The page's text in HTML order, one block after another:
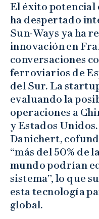
El éxito potencial
ha despertado
Sun-Ways ya ha
innovación en
conversaciones
ferroviarios de
del Sur. La
evaluando la
operaciones a
y Estados
Danichert,
“más del 50% de
mundo podrían
sistema”, lo que
esta tecnología
global.